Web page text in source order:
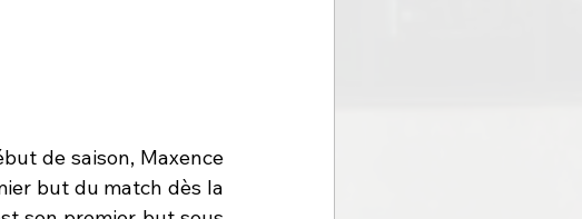
de saison, Maxence
but du match dès la